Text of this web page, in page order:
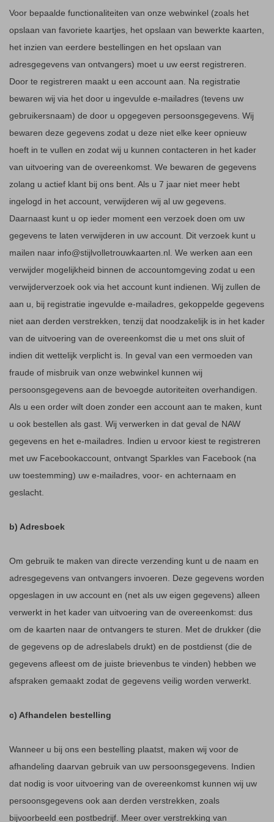
Voor bepaalde functionaliteiten van onze webwinkel (zoals het
opslaan van favoriete kaartjes, het opslaan van bewerkte kaarten,
het inzien van eerdere bestellingen en het opslaan van
adresgegevens van ontvangers) moet u uw eerst registreren.
Door te registreren maakt u een account aan. Na registratie
bewaren wij via het door u ingevulde e-mailadres (tevens uw
gebruikersnaam) de door u opgegeven persoonsgegevens. Wij
bewaren deze gegevens zodat u deze niet elke keer opnieuw
hoeft in te vullen en zodat wij u kunnen contacteren in het kader
van uitvoering van de overeenkomst. We bewaren de gegevens
zolang u actief klant bij ons bent. Als u 7 jaar niet meer hebt
ingelogd in het account, verwijderen wij al uw gegevens.
Daarnaast kunt u op ieder moment een verzoek doen om uw
gegevens te laten verwijderen in uw account. Dit verzoek kunt u
mailen naar info@stijlvolletrouwkaarten.nl. We werken aan een
verwijder mogelijkheid binnen de accountomgeving zodat u een
verwijderverzoek ook via het account kunt indienen. Wij zullen de
aan u, bij registratie ingevulde e-mailadres, gekoppelde gegevens
niet aan derden verstrekken, tenzij dat noodzakelijk is in het kader
van de uitvoering van de overeenkomst die u met ons sluit of
indien dit wettelijk verplicht is. In geval van een vermoeden van
fraude of misbruik van onze webwinkel kunnen wij
persoonsgegevens aan de bevoegde autoriteiten overhandigen.
Als u een order wilt doen zonder een account aan te maken, kunt
u ook bestellen als gast. Wij verwerken in dat geval de NAW
gegevens en het e-mailadres. Indien u ervoor kiest te registreren
met uw Facebookaccount, ontvangt Sparkles van Facebook (na
uw toestemming) uw e-mailadres, voor- en achternaam en
geslacht.
b) Adresboek
Om gebruik te maken van directe verzending kunt u de naam en
adresgegevens van ontvangers invoeren. Deze gegevens worden
opgeslagen in uw account en (net als uw eigen gegevens) alleen
verwerkt in het kader van uitvoering van de overeenkomst: dus
om de kaarten naar de ontvangers te sturen. Met de drukker (die
de gegevens op de adreslabels drukt) en de postdienst (die de
gegevens afleest om de juiste brievenbus te vinden) hebben we
afspraken gemaakt zodat de gegevens veilig worden verwerkt.
c) Afhandelen bestelling
Wanneer u bij ons een bestelling plaatst, maken wij voor de
afhandeling daarvan gebruik van uw persoonsgegevens. Indien
dat nodig is voor uitvoering van de overeenkomst kunnen wij uw
persoonsgegevens ook aan derden verstrekken, zoals
bijvoorbeeld een postbedrijf. Meer over verstrekking van